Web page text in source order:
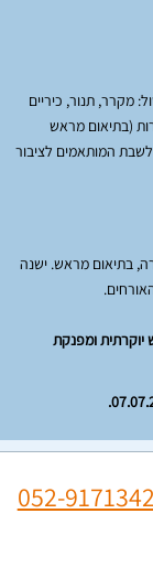
מקרר, תנור, כיריים
(בתיאום מראש
המותאמים לציבור
בתיאום מראש. ישנה
יוקרתית ומפנקת
052-9171342